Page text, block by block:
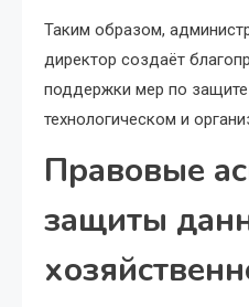
Таким образом,
директор создаёт
поддержки мер по
технологическом и
Правовые
защиты